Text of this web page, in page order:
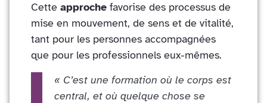
Cette approche favorise des processus de
mise en mouvement, de sens et de vitalité,
tant pour les personnes accompagnées
que pour les professionnels eux-mêmes.
« C’est une formation où le corps est
central, et où quelque chose se